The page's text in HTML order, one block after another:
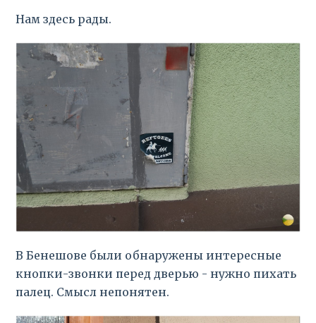
Нам здесь рады.
В Бенешове были обнаружены интересные
кнопки-звонки перед дверью - нужно пихать
палец. Смысл непонятен.